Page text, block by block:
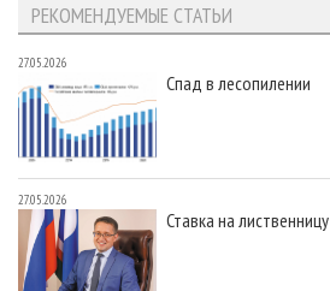
РЕКОМЕНДУЕМЫЕ СТАТЬИ
27.05.2026
Спад в лесопилении
27.05.2026
Ставка на лиственницу